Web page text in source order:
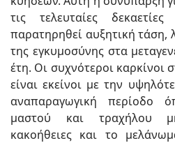
τις τελευταίες
παρατηρηθεί αυξητική τάση,
της εγκυμοσύνης στα
έτη. Οι συχνότεροι καρκίνοι
είναι εκείνοι με την
αναπαραγωγική περίοδο
μαστού και τραχήλου
κακοήθειες και το